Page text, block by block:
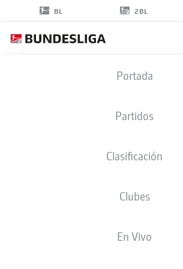
BL 2BL
Portada
Partidos
Clasificación
Clubes
En Vivo